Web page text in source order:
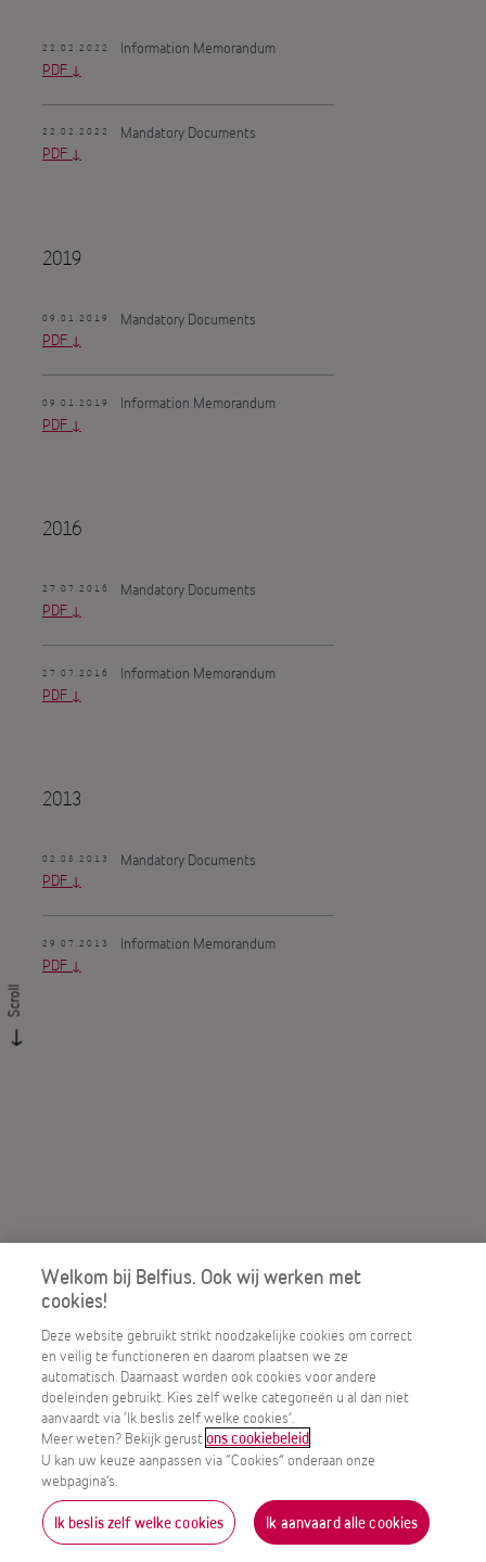
22.02.2022
Information Memorandum
PDF
22.02.2022
Mandatory Documents
PDF
2019
09.01.2019
Mandatory Documents
PDF
09.01.2019
Information Memorandum
PDF
2016
27.07.2016
Mandatory Documents
PDF
27.07.2016
Information Memorandum
PDF
2013
02.08.2013
Mandatory Documents
PDF
29.07.2013
Information Memorandum
PDF
Scroll
Welkom bij Belfius. Ook wij werken met
cookies!
Deze website gebruikt strikt noodzakelijke cookies om correct
en veilig te functioneren en daarom plaatsen we ze
automatisch. Daarnaast worden ook cookies voor andere
doeleinden gebruikt. Kies zelf welke categorieën u al dan niet
aanvaardt via ‘Ik beslis zelf welke cookies’.
Meer weten? Bekijk gerustons cookiebeleid
U kan uw keuze aanpassen via “Cookies” onderaan onze
webpagina’s.
Ik beslis zelf welke cookies Ik aanvaard alle cookies